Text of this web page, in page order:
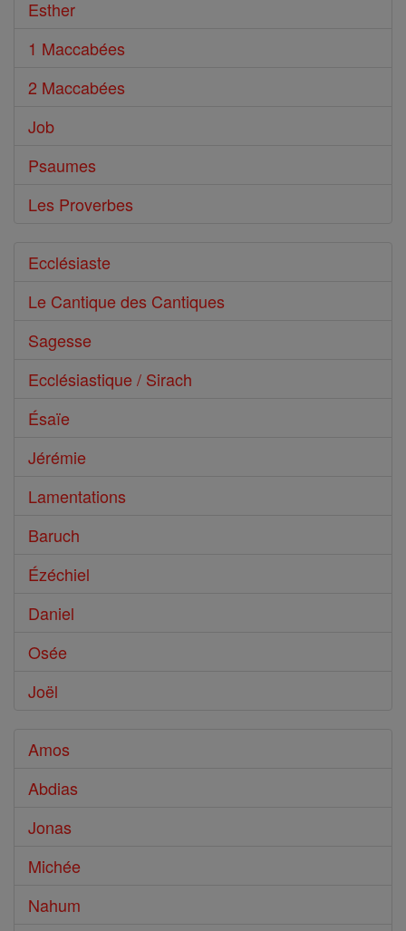
Esther
1 Maccabées
2 Maccabées
Job
Psaumes
Les Proverbes
Ecclésiaste
Le Cantique des Cantiques
Sagesse
Ecclésiastique / Sirach
Ésaïe
Jérémie
Lamentations
Baruch
Ézéchiel
Daniel
Osée
Joël
Amos
Abdias
Jonas
Michée
Nahum